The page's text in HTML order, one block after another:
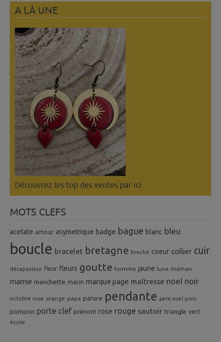
A LÀ UNE
Découvrez les top des ventes par ici
MOTS CLEFS
acetate amour asymetrique badge bague blanc bleu
boucle bracelet bretagne broche coeur collier cuir
décapsuleur fleur fleurs goutte homme jaune lune maman
mamie manchette marin marque page maîtresse noel noir
octobre rose orange papa parure pendante pere noel pois
pompon porte clef prénom rose rouge sautoir triangle vert
école